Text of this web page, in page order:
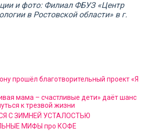
и фото: Филиал ФБУЗ «Центр
в Ростовской области» в г.
прошёл благотворительный проект «Я
мама – счастливые дети» даёт шанс
к трезвой жизни
С ЗИМНЕЙ УСТАЛОСТЬЮ
МИФЫ про КОФЕ